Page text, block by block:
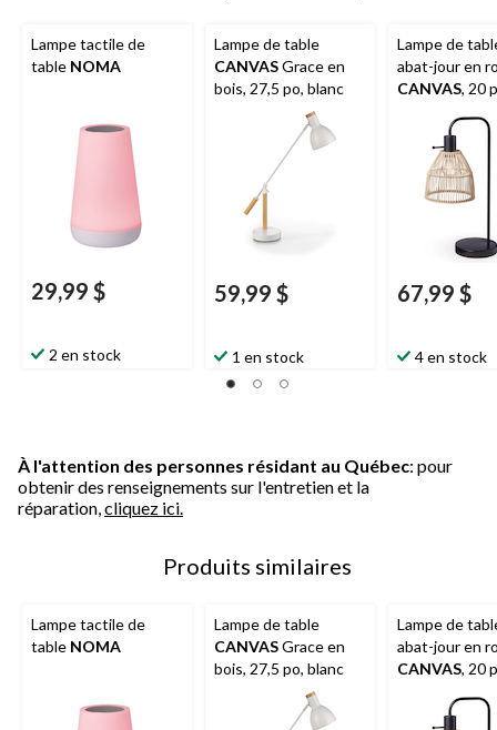
Lampe tactile de
table NOMA
29,99 $
2 en stock
Lampe de table
CANVASGrace en
bois, 27,5 po, blanc
59,99 $
1 en stock
Lampe de
abat-jour en
CANVAS, 20
67,99 $
4 en stock
À l'attention des personnes résidant au Québec: pour
obtenir des renseignements sur l'entretien et la
réparation, cliquez ici.
Produits similaires
Lampe tactile de
table NOMA
Lampe de table
CANVASGrace en
bois, 27,5 po, blanc
Lampe de
abat-jour en
CANVAS, 20